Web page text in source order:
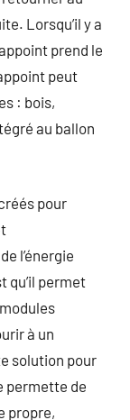
Lorsqu’il y a
prend le
peut
: bois,
au ballon
pour
l’énergie
qu’il permet
à un
solution pour
permette de
propre,